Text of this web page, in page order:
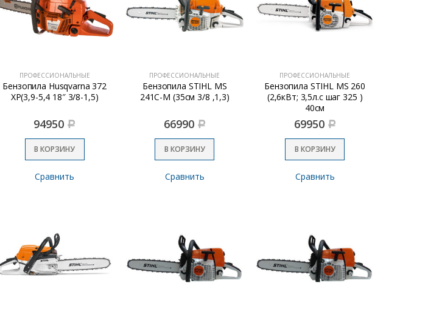
ПРОФЕССИОНАЛЬНЫЕ
Бензопила Husqvarna 372
ХР(3,9-5,4 18″ 3/8-1,5)
94950 Р
В КОРЗИНУ
Сравнить
ПРОФЕССИОНАЛЬНЫЕ
Бензопила STIHL MS
241С-М (35см 3/8 ,1,3)
66990 Р
В КОРЗИНУ
Сравнить
ПРОФЕССИОНАЛЬНЫЕ
Бензопила STIHL MS 260
(2,6кВт; 3,5л.с шаг 325 )
40см
69950 Р
В КОРЗИНУ
Сравнить